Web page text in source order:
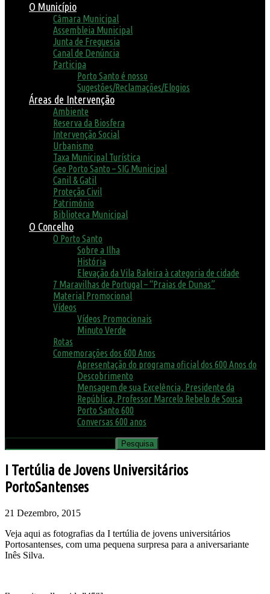
O Município
Câmara Municipal
Assembleia Municipal
Junta de Freguesia
Canal de Denúncia
Participa
Porto Santo é nosso
Sugestões/Reclamações/Elogios
Áreas de Intervenção
Ambiente
Reserva da Biosfera
Intervenção Social
Urbanismo
Taxa Municipal Turística
Geo Porto Santo – SIG Municipal
Canil & Gatil
Proteção Civil
Património
Biblioteca Municipal
O Concelho
O Porto Santo
Sobre a Ilha
História
Elevação da Vila Baleira à categoria de cidade
7 Maravilhas de Portugal – “Praias de Dunas”
Material Promocional
Vídeos
Vídeos Promocionais
Minuto Verde
Rotas
Comemorações dos 600 Anos
Apresentação do programa oficial dos 600 Anos do
Descobrimento
Mensagem de sua Excelência, Presidente da
República, Professor Marcelo Rebelo de Sousa
Porto Santo 600
Conversas 600 anos
I Tertúlia de Jovens Universitários
PortoSantenses
21 Dezembro, 2015
Veja aqui as fotografias da I tertúlia de jovens universitários
Portosantenses, com uma pequena surpresa para a aniversariante
Inês Silva.